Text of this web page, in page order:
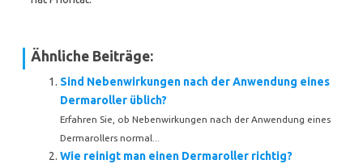
Ähnliche Beiträge:
Sind Nebenwirkungen nach der Anwendung eines
Dermaroller üblich?
Erfahren Sie, ob Nebenwirkungen nach der Anwendung eines
Dermarollers normal...
Wie reinigt man einen Dermaroller richtig?